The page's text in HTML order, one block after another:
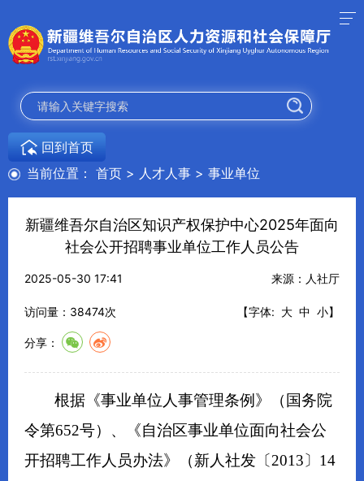
当前位置： 首页 > 人才人事 > 事业单位
回到首页
新疆维吾尔自治区知识产权保护中心2025年面向
社会公开招聘事业单位工作人员公告
2025-05-30 17:41 来源：人社厅
访问量： 38474次 【字体: 大 中 小】
分享：
根据《事业单位人事管理条例》（国务院
令第652号）、《自治区事业单位面向社会公
开招聘工作人员办法》（新人社发〔2013〕14